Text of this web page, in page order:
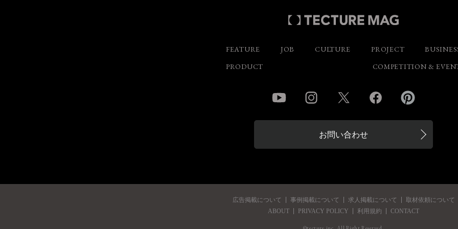
FEATURE JOB CULTURE PROJECT
PRODUCT
COMPETITION &
YouTube Instagram Twitter Facebook
お問い合わせ
広告掲載について 事例掲載について 求人掲載について
取材依頼について
ABOUT
PRIVACY POLICY 利用規約 CONTACT